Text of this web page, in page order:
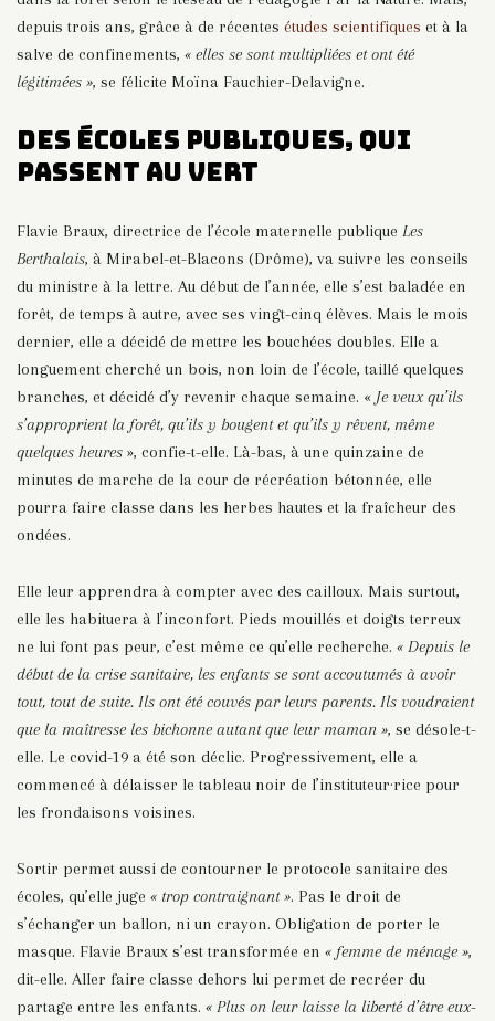
depuis trois ans, grâce à de récentes études scientifiques et à la
salve de confinements, « elles se sont multipliées et ont été
légitimées », se félicite Moïna Fauchier-Delavigne.
Des écoles publiques, qui
passent au vert
Flavie Braux, directrice de l’école maternelle publique Les
Berthalais, à Mirabel-et-Blacons (Drôme), va suivre les conseils
du ministre à la lettre. Au début de l’année, elle s’est baladée en
forêt, de temps à autre, avec ses vingt-cinq élèves. Mais le mois
dernier, elle a décidé de mettre les bouchées doubles. Elle a
longuement cherché un bois, non loin de l’école, taillé quelques
branches, et décidé d’y revenir chaque semaine. « Je veux qu’ils
s’approprient la forêt, qu’ils y bougent et qu’ils y rêvent, même
quelques heures », confie-t-elle. Là-bas, à une quinzaine de
minutes de marche de la cour de récréation bétonnée, elle
pourra faire classe dans les herbes hautes et la fraîcheur des
ondées.
Elle leur apprendra à compter avec des cailloux. Mais surtout,
elle les habituera à l’inconfort. Pieds mouillés et doigts terreux
ne lui font pas peur, c’est même ce qu’elle recherche. « Depuis le
début de la crise sanitaire, les enfants se sont accoutumés à avoir
tout, tout de suite. Ils ont été couvés par leurs parents. Ils voudraient
que la maîtresse les bichonne autant que leur maman », se désole-t-
elle. Le covid-19 a été son déclic. Progressivement, elle a
commencé à délaisser le tableau noir de l’instituteur·rice pour
les frondaisons voisines.
Sortir permet aussi de contourner le protocole sanitaire des
écoles, qu’elle juge « trop contraignant ». Pas le droit de
s’échanger un ballon, ni un crayon. Obligation de porter le
masque. Flavie Braux s’est transformée en « femme de ménage »,
dit-elle. Aller faire classe dehors lui permet de recréer du
partage entre les enfants. « Plus on leur laisse la liberté d’être eux-